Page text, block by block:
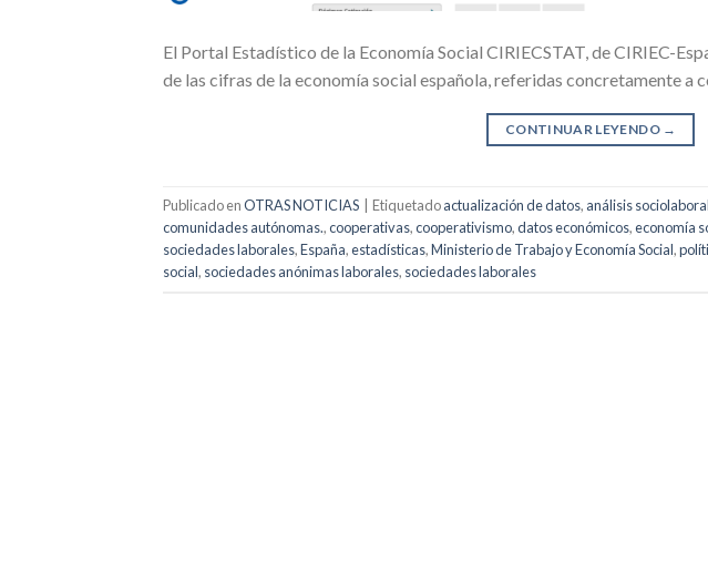
El Portal Estadístico de la Economía Social CIRIECSTAT, de CIRIEC-
de las cifras de la economía social española, referidas concretamente a
CONTINUAR LEYENDO →
Publicado enOTRAS NOTICIAS Etiquetadoactualización de datos, análisis sociolaboral
comunidades autónomas.,cooperativas,cooperativismo,datos económicos,economía
sociedades laborales,España,estadísticas,Ministerio de Trabajo y Economía Social,
social, sociedades anónimas laborales, sociedades laborales